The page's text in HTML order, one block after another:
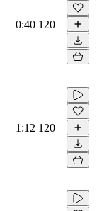
0:40 120
1:12 120